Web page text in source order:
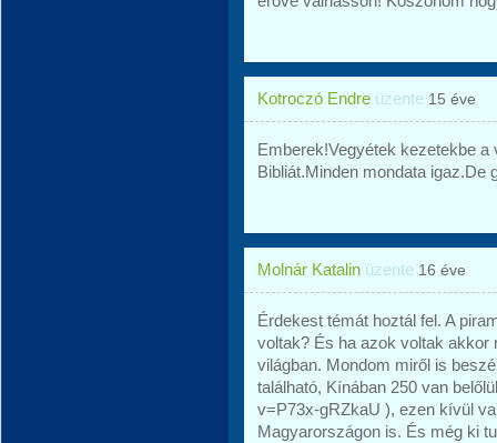
Kotroczó Endre üzente 15 éve
Emberek!Vegyétek kezetekbe a
Bibliát.Minden mondata igaz.De
Molnár Katalin üzente 16 éve
Érdekest témát hoztál fel. A
voltak? És ha azok voltak akkor
világban. Mondom miről is
található, Kínában 250 van
v=P73x-gRZkaU ), ezen kívül
Magyarországon is. És még ki